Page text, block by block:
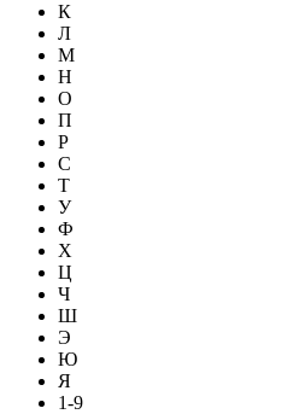
К
Л
М
Н
О
П
Р
С
Т
У
Ф
Х
Ц
Ч
Ш
Э
Ю
Я
1-9